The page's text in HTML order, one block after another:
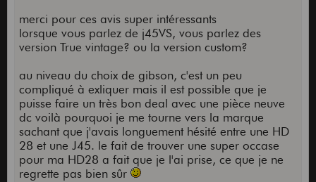
merci pour ces avis super intéressants
lorsque vous parlez de j45VS, vous parlez des
version True vintage? ou la version custom?
au niveau du choix de gibson, c'est un peu
compliqué à exliquer mais il est possible que je
puisse faire un très bon deal avec une pièce neuve
dc voilà pourquoi je me tourne vers la marque
sachant que j'avais longuement hésité entre une HD
28 et une J45. le fait de trouver une super occase
pour ma HD28 a fait que je l'ai prise, ce que je ne
regrette pas bien sûr